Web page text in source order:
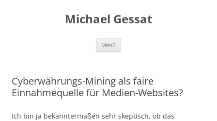
Michael Gessat
Menü
Cyberwährungs-Mining als faire
Einnahmequelle für Medien-Websites?
Ich bin ja bekanntermaßen sehr skeptisch, ob das